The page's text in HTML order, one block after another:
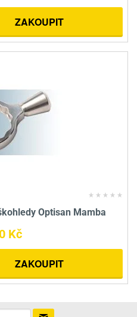
ZAKOUPIT
Optisan Mamba
Kč
ZAKOUPIT